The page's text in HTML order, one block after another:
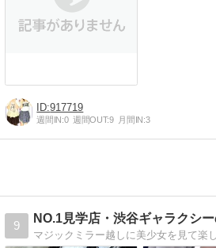
917719
週間IN:0 週間OUT:9 月間IN:3
9
NO.1見学店・渋谷ギャラクシ